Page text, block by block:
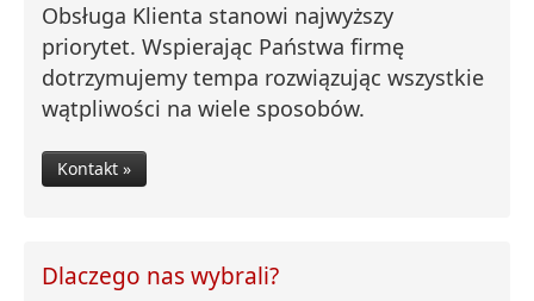
Obsługa Klienta stanowi najwyższy
priorytet. Wspierając Państwa firmę
dotrzymujemy tempa rozwiązując wszystkie
wątpliwości na wiele sposobów.
Kontakt »
Dlaczego nas wybrali?